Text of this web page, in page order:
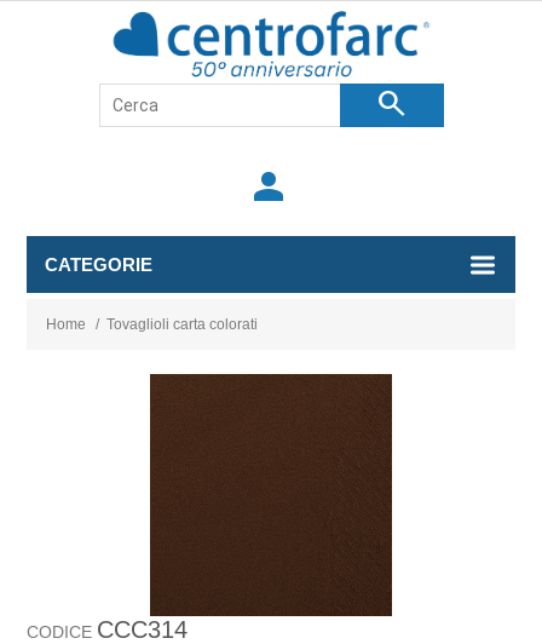
search
person
CATEGORIE
Home / Tovaglioli carta colorati
CODICE CCC314